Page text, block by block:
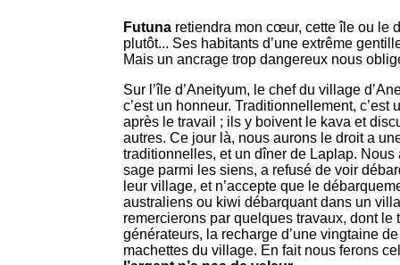
Futuna retiendra mon cœur, cette île ou le
plutôt... Ses habitants d’une extrême
Mais un ancrage trop dangereux nous
Sur l’île d’Aneityum, le chef du village
c’est un honneur. Traditionnellement,
après le travail ; ils y boivent le kava et
autres. Ce jour là, nous aurons le droit a
traditionnelles, et un dîner de Laplap.
sage parmi les siens, a refusé de voir
leur village, et n’accepte que le
australiens ou kiwi débarquant dans un
remercierons par quelques travaux, dont
générateurs, la recharge d’une vingtaine
machettes du village. En fait nous ferons